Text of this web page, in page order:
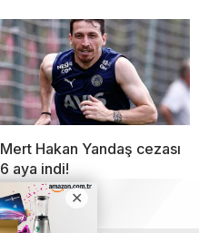
Mert Hakan Yandaş cezası
6 aya indi!